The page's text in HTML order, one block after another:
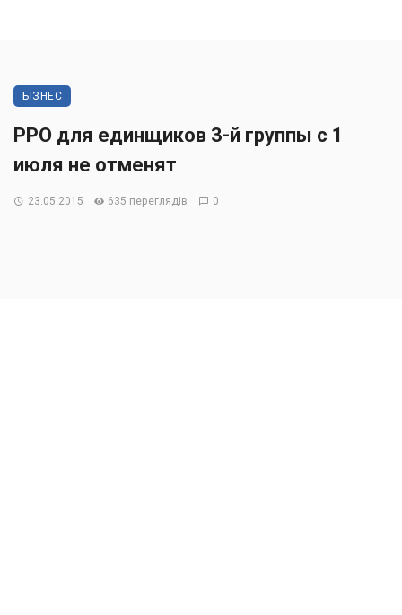
БІЗНЕС
РРО для единщиков 3-й группы с 1
июля не отменят
23.05.2015 635 переглядів 0